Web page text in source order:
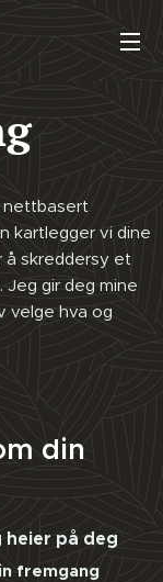
nettbasert
kartlegger vi dine
skreddersy et
gir deg mine
velge hva og
din
på deg
fremgang